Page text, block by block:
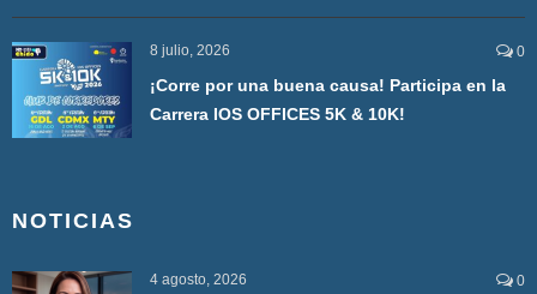
8 julio, 2026 0
¡Corre por una buena causa! Participa en la
Carrera IOS OFFICES 5K & 10K!
NOTICIAS
4 agosto, 2026 0